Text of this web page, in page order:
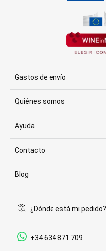
Gastos de envío
Quiénes somos
Ayuda
Contacto
Blog
¿Dónde está mi pedido?
+34 634 871 709